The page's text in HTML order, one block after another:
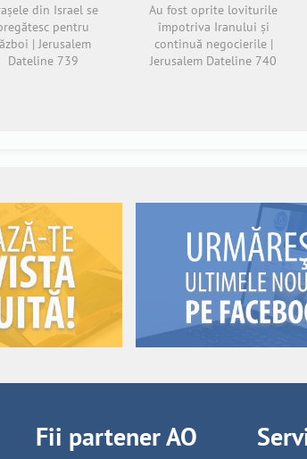
din Israel se
pentru
| Jerusalem
Dateline 739
Au fost oprite loviturile
împotriva Iranului și
continuă negocierile |
Jerusalem Dateline 740
Fii partener AO